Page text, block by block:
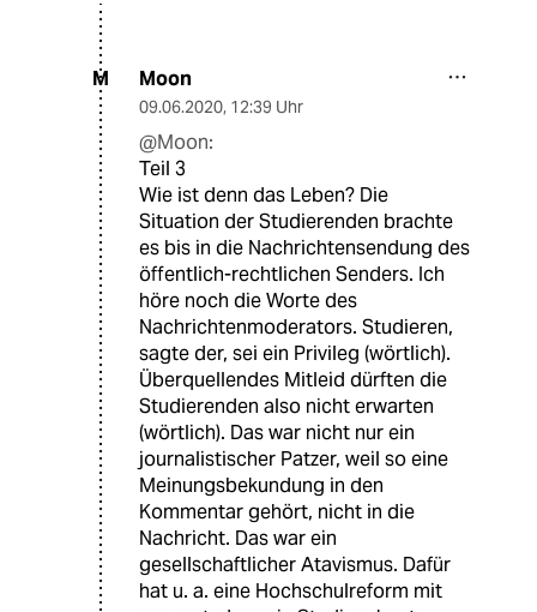
M Moon
09.06.2020, 12:39 Uhr
@Moon:
Teil 3
Wie ist denn das Leben? Die
Situation der Studierenden brachte
es bis in die Nachrichtensendung des
öffentlich-rechtlichen Senders. Ich
höre noch die Worte des
Nachrichtenmoderators. Studieren,
sagte der, sei ein Privileg (wörtlich).
Überquellendes Mitleid dürften die
Studierenden also nicht erwarten
(wörtlich). Das war nicht nur ein
journalistischer Patzer, weil so eine
Meinungsbekundung in den
Kommentar gehört, nicht in die
Nachricht. Das war ein
gesellschaftlicher Atavismus. Dafür
hat u. a. eine Hochschulreform mit